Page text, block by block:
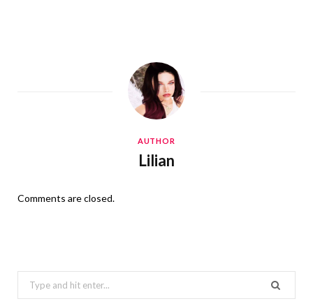
AUTHOR
Lilian
Comments are closed.
Search
for: